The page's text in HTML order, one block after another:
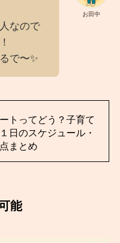
お田中
なので
で〜✨️
トってどう？子育て
日のスケジュール・
まとめ
能